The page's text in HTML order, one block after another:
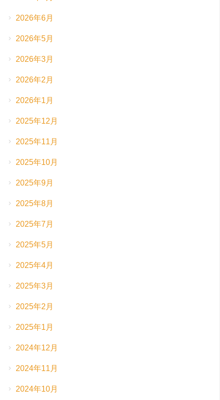
2026年6月
2026年5月
2026年3月
2026年2月
2026年1月
2025年12月
2025年11月
2025年10月
2025年9月
2025年8月
2025年7月
2025年5月
2025年4月
2025年3月
2025年2月
2025年1月
2024年12月
2024年11月
2024年10月